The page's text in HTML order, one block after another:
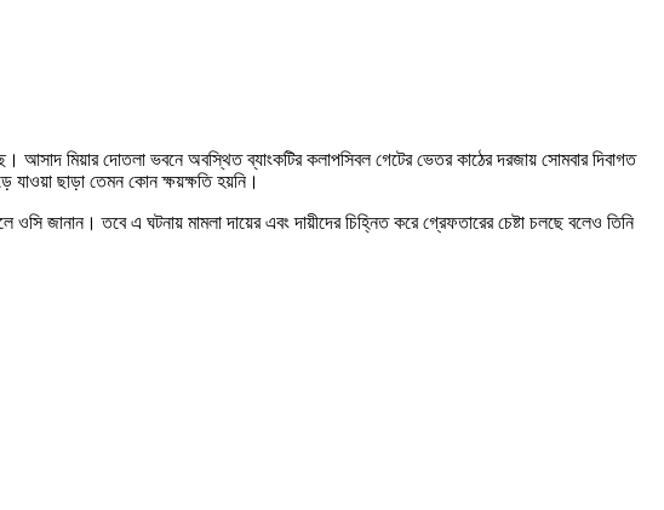
আসাদ মিয়ার দোতলা ভবনে অবস্থিত ব্যাংকটির কলাপসিবল গেটের ভেতর কাঠের দরজায় সোমবার দিবাগত
যাওয়া ছাড়া তেমন কোন ক্ষয়ক্ষতি হয়নি।
জানান। তবে এ ঘটনায় মামলা দায়ের এবং দায়ীদের চিহ্নিত করে গ্রেফতারের চেষ্টা চলছে বলেও তিনি